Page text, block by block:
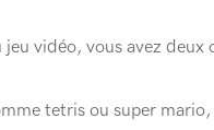
jeu vidéo, vous avez
tetris ou super mario,